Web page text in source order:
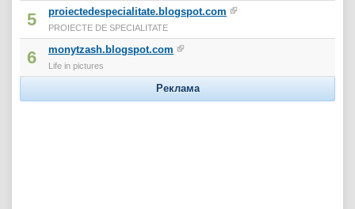
5 proiectedespecialitate.blogspot.com
PROIECTE DE SPECIALITATE
6 monytzash.blogspot.com
Life in pictures
Реклама